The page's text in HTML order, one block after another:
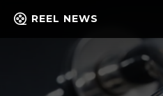
REEL NEWS